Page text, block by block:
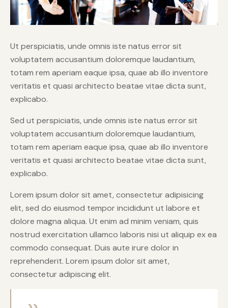
Ut perspiciatis, unde omnis iste natus error sit
voluptatem accusantium doloremque laudantium,
totam rem aperiam eaque ipsa, quae ab illo inventore
veritatis et quasi architecto beatae vitae dicta sunt,
explicabo.
Sed ut perspiciatis, unde omnis iste natus error sit
voluptatem accusantium doloremque laudantium,
totam rem aperiam eaque ipsa, quae ab illo inventore
veritatis et quasi architecto beatae vitae dicta sunt,
explicabo.
Lorem ipsum dolor sit amet, consectetur adipisicing
elit, sed do eiusmod tempor incididunt ut labore et
dolore magna aliqua. Ut enim ad minim veniam, quis
nostrud exercitation ullamco laboris nisi ut aliquip ex ea
commodo consequat. Duis aute irure dolor in
reprehenderit. Lorem ipsum dolor sit amet,
consectetur adipiscing elit.